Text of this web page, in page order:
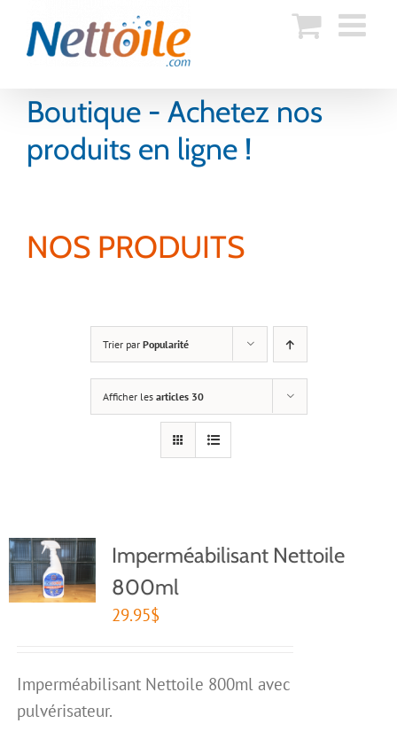
Boutique - Achetez nos
produits en ligne !
NOS PRODUITS
Trier par Popularité
Afficher les articles 30
Imperméabilisant Nettoile
800ml
29.95$
Imperméabilisant Nettoile 800ml avec
pulvérisateur.